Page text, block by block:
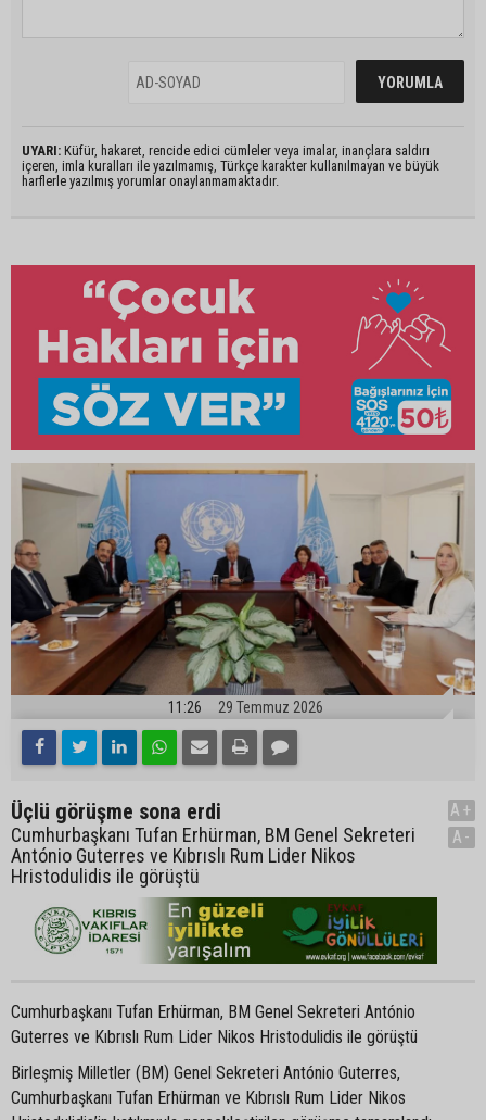
UYARI: Küfür, hakaret, rencide edici cümleler veya imalar, inançlara saldırı
içeren, imla kuralları ile yazılmamış, Türkçe karakter kullanılmayan ve büyük
harflerle yazılmış yorumlar onaylanmamaktadır.
11:26 29 Temmuz 2026
Üçlü görüşme sona erdi
Cumhurbaşkanı Tufan Erhürman, BM Genel Sekreteri
António Guterres ve Kıbrıslı Rum Lider Nikos
Hristodulidis ile görüştü
A+
A-
Cumhurbaşkanı Tufan Erhürman, BM Genel Sekreteri António
Guterres ve Kıbrıslı Rum Lider Nikos Hristodulidis ile görüştü
Birleşmiş Milletler (BM) Genel Sekreteri António Guterres,
Cumhurbaşkanı Tufan Erhürman ve Kıbrıslı Rum Lider Nikos